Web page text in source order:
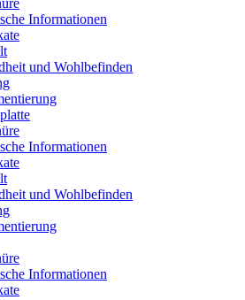
Informationen
und Wohlbefinden
Informationen
und Wohlbefinden
Informationen